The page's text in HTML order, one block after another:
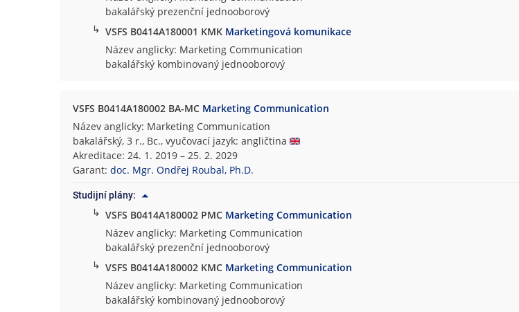
bakalářský prezenční jednooborový
↳ VSFS B0414A180001 KMK Marketingová komunikace
Název anglicky: Marketing Communication
bakalářský kombinovaný jednooborový
VSFS B0414A180002 BA-MC Marketing Communication
Název anglicky: Marketing Communication
bakalářský, 3 r., Bc., vyučovací jazyk: angličtina
Akreditace: 24. 1. 2019 – 25. 2. 2029
Garant:doc. Mgr. Ondřej Roubal, Ph.D.
Studijní plány:
↳ VSFS B0414A180002 PMC Marketing Communication
Název anglicky: Marketing Communication
bakalářský prezenční jednooborový
↳ VSFS B0414A180002 KMC Marketing Communication
Název anglicky: Marketing Communication
bakalářský kombinovaný jednooborový